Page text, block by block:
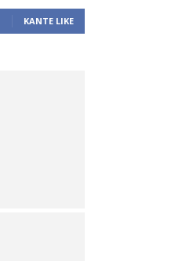
ΚΆΝΤΕ LIKE